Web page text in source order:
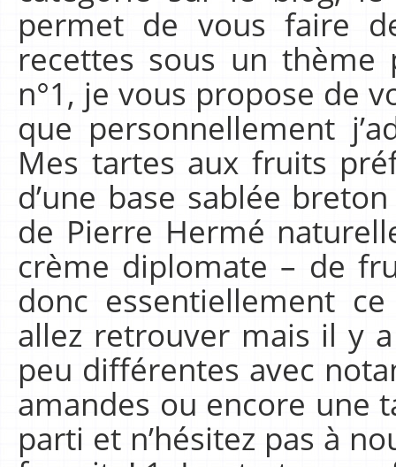
permet de vous faire
recettes sous un thème
n°1, je vous propose de
que personnellement
Mes tartes aux fruits
d’une base sablée
de Pierre Hermé
crème diplomate – de
donc essentiellement
allez retrouver mais il y
peu différentes avec
amandes ou encore une
parti et n’hésitez pas à